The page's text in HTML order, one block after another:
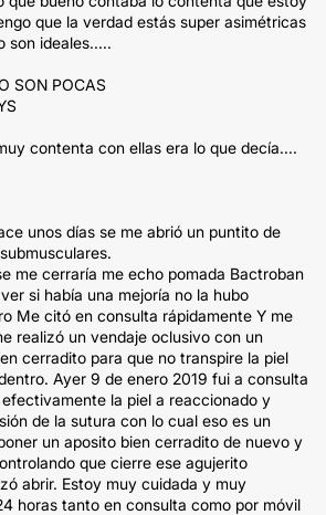
que la verdad estás super asimétricas
son ideales.....
SON POCAS
contenta con ellas era lo que decía....
unos días se me abrió un puntito de
me cerraría me echo pomada Bactroban
si había una mejoría no la hubo
Me citó en consulta rápidamente Y me
realizó un vendaje oclusivo con un
cerradito para que no transpire la piel
Ayer 9 de enero 2019 fui a consulta
la piel a reaccionado y
de la sutura con lo cual eso es un
un aposito bien cerradito de nuevo y
que cierre ese agujerito
abrir. Estoy muy cuidada y muy
horas tanto en consulta como por móvil